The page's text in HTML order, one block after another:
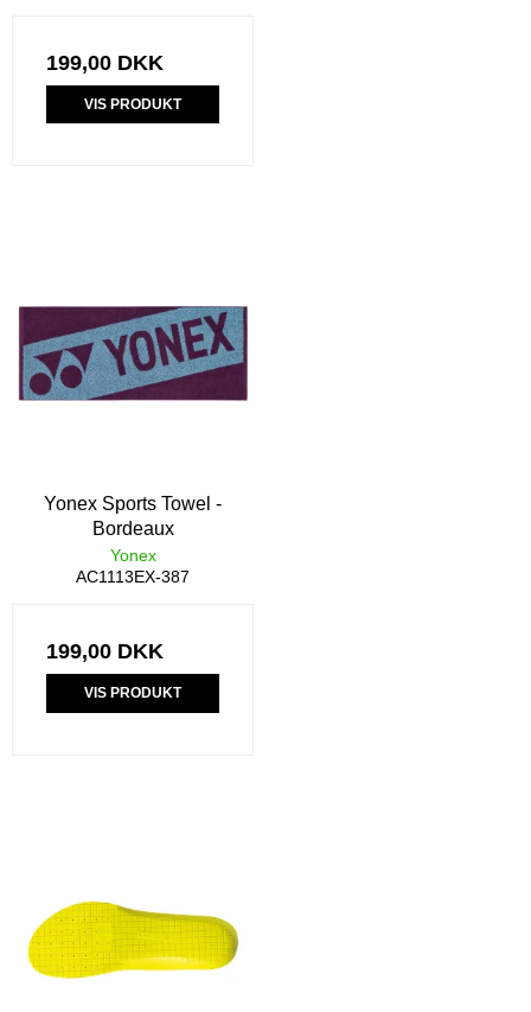
199,00 DKK
VIS PRODUKT
Yonex Sports Towel -
Bordeaux
Yonex
AC1113EX-387
199,00 DKK
VIS PRODUKT